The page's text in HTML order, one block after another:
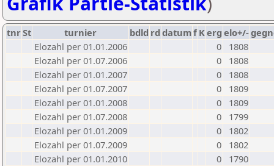
tnrSt turnier bdld rd datumf Kerg elo+/-
Elozahl per 01.01.2006
0
1808
Elozahl per 01.07.2006
0
1808
Elozahl per 01.01.2007
0
1808
Elozahl per 01.07.2007
0
1809
Elozahl per 01.01.2008
0
1809
Elozahl per 01.07.2008
0
1799
Elozahl per 01.01.2009
0
1802
Elozahl per 01.07.2009
0
1802
Elozahl per 01.01.2010
0
1790